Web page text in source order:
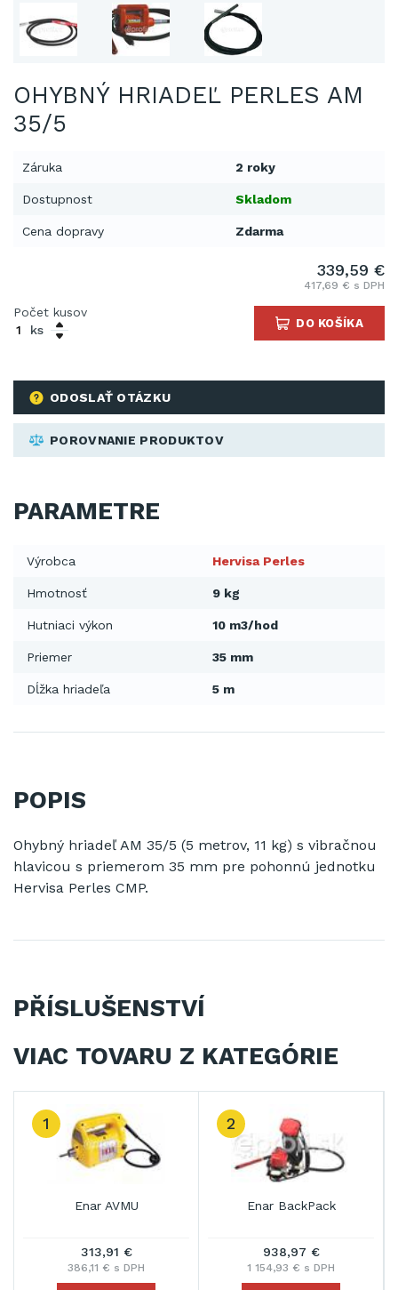
OHYBNÝ HRIADEĽ PERLES AM
35/5
Záruka 2 roky
Dostupnost Skladom
Cena dopravy Zdarma
ODOSLAŤ OTÁZKU
POROVNANIE PRODUKTOV
339,59 €
417,69 € s DPH
Počet kusov
ks
DO KOŠÍKA
PARAMETRE
Výrobca Hervisa Perles
Hmotnosť 9 kg
Hutniaci výkon 10 m3/hod
Priemer 35 mm
Dĺžka hriadeľa 5 m
POPIS
Ohybný hriadeľ AM 35/5 (5 metrov, 11 kg) s vibračnou
hlavicou s priemerom 35 mm pre pohonnú jednotku
Hervisa Perles CMP.
PŘÍSLUŠENSTVÍ
VIAC TOVARU Z KATEGÓRIE
Enar AVMU
313,91 €
386,11 € s DPH
Enar BackPack
938,97 €
1 154,93 € s DPH